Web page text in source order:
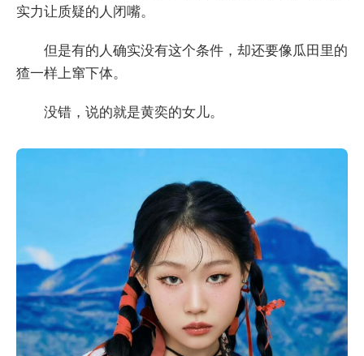
实力让质疑的人闭嘴。
但是有的人确实没有这个条件，却还要像瓜田里的
猹一样上窜下体。
没错，说的就是黄奕的女儿。